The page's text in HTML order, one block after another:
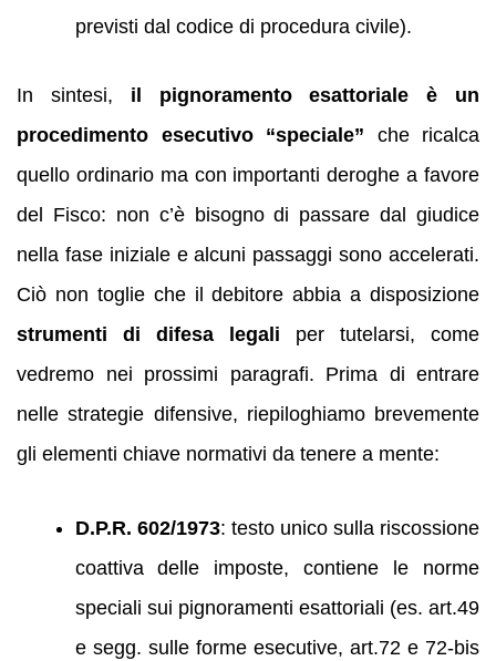
previsti dal codice di procedura civile).
In sintesi, il pignoramento esattoriale è un
procedimento esecutivo “speciale” che ricalca
quello ordinario ma con importanti deroghe a favore
del Fisco: non c’è bisogno di passare dal giudice
nella fase iniziale e alcuni passaggi sono accelerati.
Ciò non toglie che il debitore abbia a disposizione
strumenti di difesa legali per tutelarsi, come
vedremo nei prossimi paragrafi. Prima di entrare
nelle strategie difensive, riepiloghiamo brevemente
gli elementi chiave normativi da tenere a mente:
D.P.R. 602/1973: testo unico sulla riscossione
coattiva delle imposte, contiene le norme
speciali sui pignoramenti esattoriali (es. art.49
e segg. sulle forme esecutive, art.72 e 72-bis